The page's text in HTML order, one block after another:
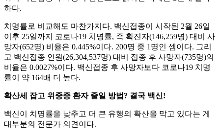
하다.
치명률로 비교해도 마찬가지다. 백신접종이 시작된 2월 26일
이후 25일까지 코로나19 치명률, 즉 확진자(146,259명) 대비 사
망자(652명) 비율은 0.445%이다. 200명 중 1명인 셈이다. 그리
고 백신접종 인원(26,304,537명) 대비 접종 후 사망자(735명)의
비율은 0.0027%이다. 백신접종 후 사망자보다 코로나19 치명
률이 약 164배 더 높다.
확산세 잡고 위중증 환자 줄일 방법? 결국 백신!
백신이 치명률을 낮추고 더 큰 유행의 확산을 막고 있다는 게
대부분의 전문가 의견이다.